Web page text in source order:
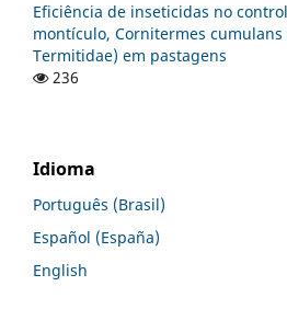
Eficiência de inseticidas no
montículo, Cornitermes
Termitidae) em pastagens
236
Idioma
Português (Brasil)
Español (España)
English